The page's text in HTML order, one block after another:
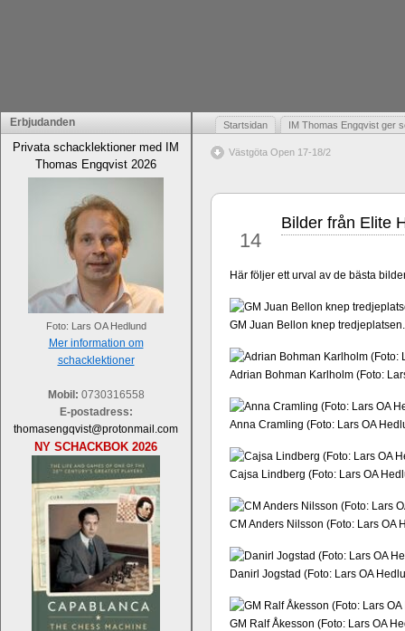
Erbjudanden
Privata schacklektioner med IM
Thomas Engqvist 2026
Foto: Lars OA Hedlund
Mer information om
schacklektioner
Mobil: 0730316558
E-postadress:
thomasengqvist@protonmail.com
NY SCHACKBOK 2026
Startsidan IM Thomas Engqvist ger
Västgöta Open 17-18/2
14
Bilder från Elite
Här följer ett urval av de bästa
GM Juan Bellon knep
Adrian Bohman Karlholm (Foto:
Anna Cramling (Foto: Lars OA
Cajsa Lindberg (Foto: Lars OA
CM Anders Nilsson (Foto: Lars OA
Danirl Jogstad (Foto: Lars OA
GM Ralf Åkesson (Foto: Lars OA